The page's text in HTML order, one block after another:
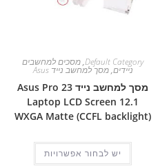
Default Category
,מסכים למחשבים
ניידים,מסך למחשב נייד Asus
מסך למחשב נייד Asus Pro 23
Laptop LCD Screen 12.1
WXGA Matte (CCFL backlight)
יש לבחור אפשרויות